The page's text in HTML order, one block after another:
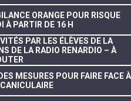
ORANGE POUR RISQUE
À PARTIR DE 16 H
PAR LES ÉLÈVES DE LA
DE LA RADIO RENARDIO – À
MESURES POUR FAIRE FACE À